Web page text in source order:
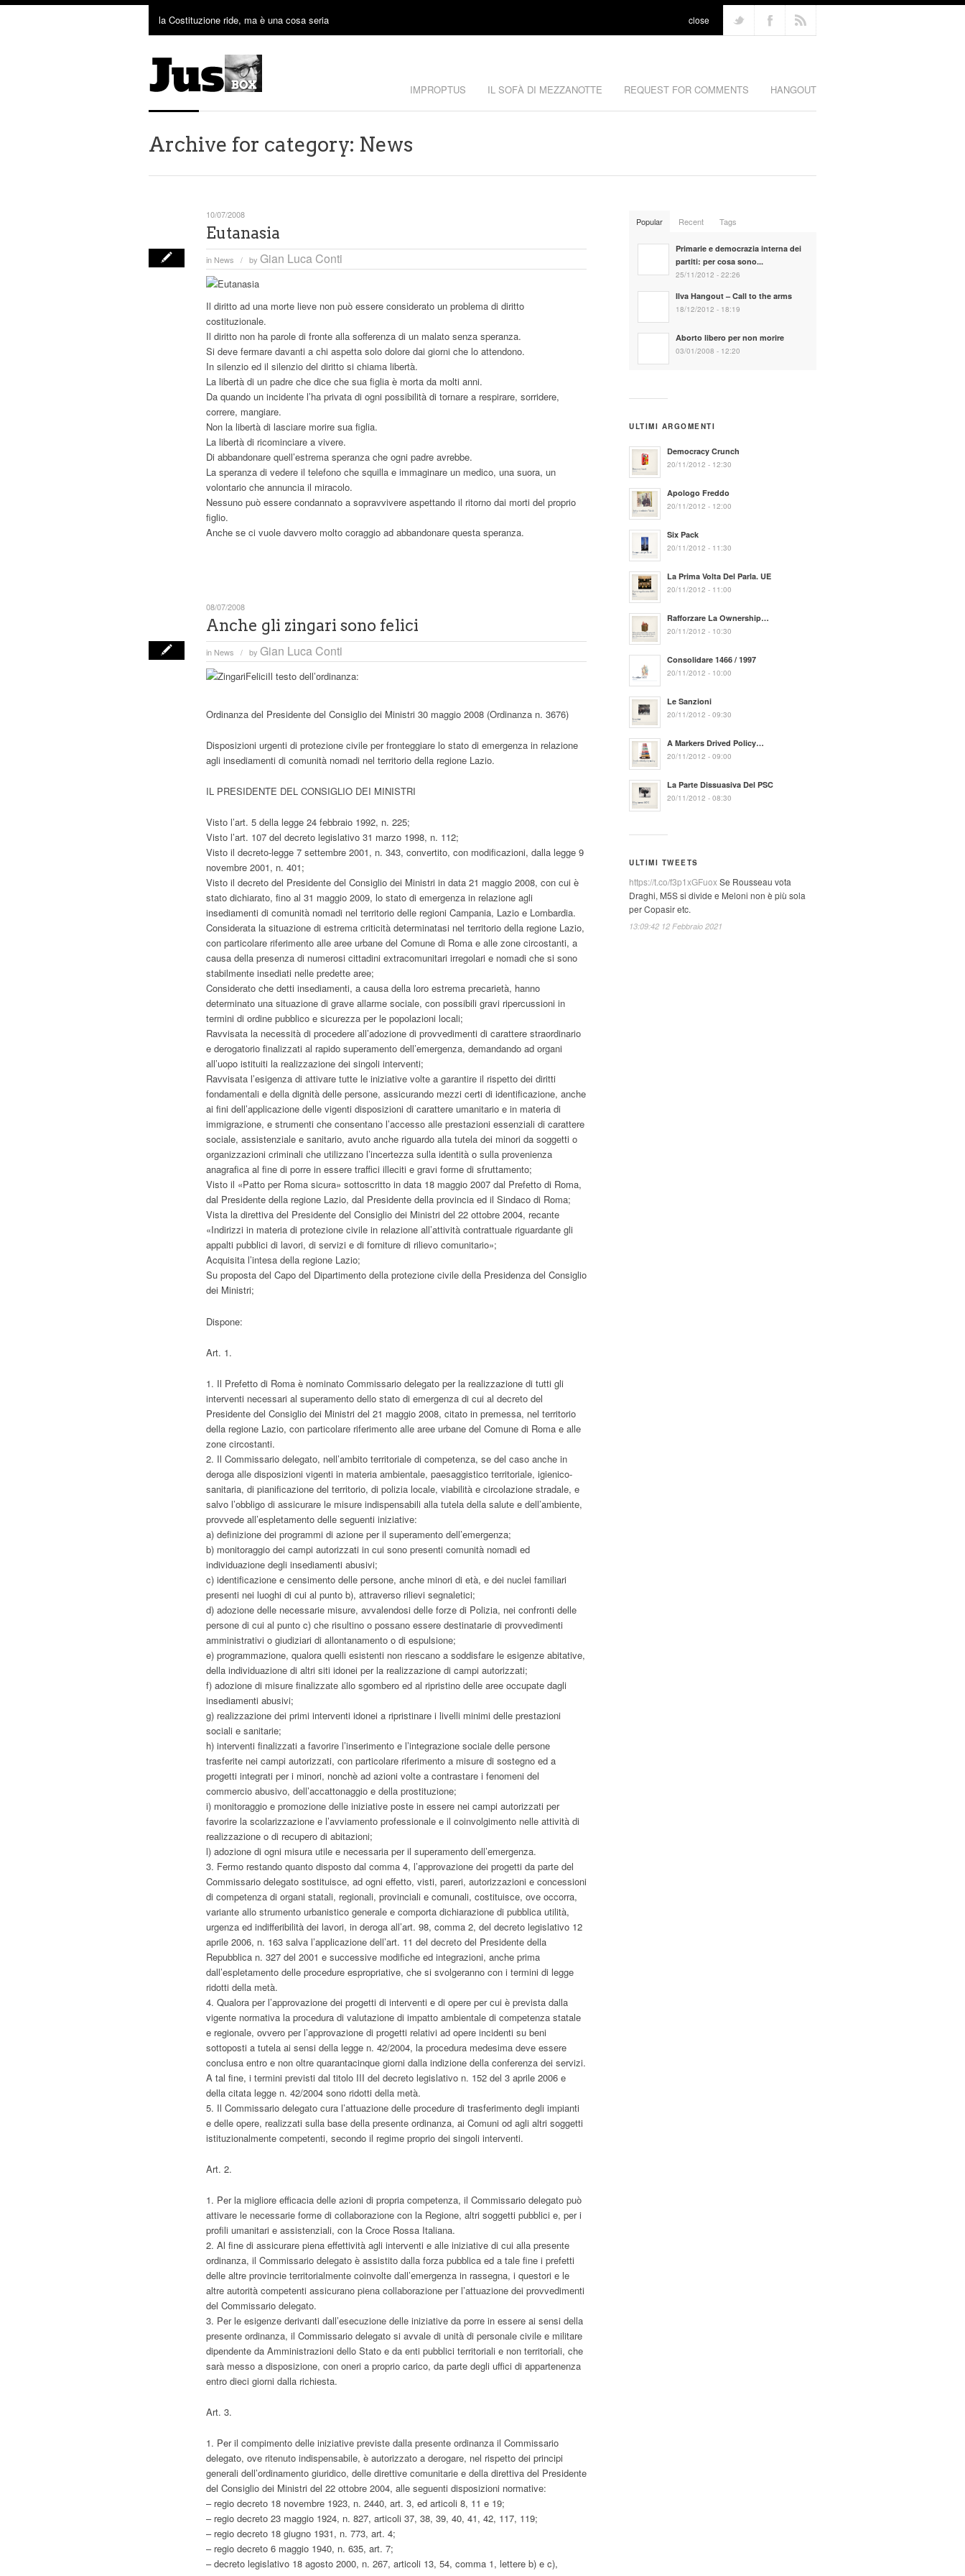
la Costituzione ride, ma è una cosa seria close
IMPROPTUS IL SOFÀ DI MEZZANOTTE REQUEST FOR COMMENTS HANGOUT
Archive for category: News
Eutanasia
in News / by Gian Luca Conti
10/07/2008
Il diritto ad una morte lieve non può essere considerato un problema di diritto
costituzionale.
Il diritto non ha parole di fronte alla sofferenza di un malato senza speranza.
Si deve fermare davanti a chi aspetta solo dolore dai giorni che lo attendono.
In silenzio ed il silenzio del diritto si chiama libertà.
La libertà di un padre che dice che sua figlia è morta da molti anni.
Da quando un incidente l’ha privata di ogni possibilità di tornare a respirare, sorridere,
correre, mangiare.
Non la libertà di lasciare morire sua figlia.
La libertà di ricominciare a vivere.
Di abbandonare quell’estrema speranza che ogni padre avrebbe.
La speranza di vedere il telefono che squilla e immaginare un medico, una suora, un
volontario che annuncia il miracolo.
Nessuno può essere condannato a sopravvivere aspettando il ritorno dai morti del proprio
figlio.
Anche se ci vuole davvero molto coraggio ad abbandonare questa speranza.
Anche gli zingari sono felici
in News / by Gian Luca Conti
08/07/2008
Il testo dell’ordinanza:
Ordinanza del Presidente del Consiglio dei Ministri 30 maggio 2008 (Ordinanza n. 3676)
Disposizioni urgenti di protezione civile per fronteggiare lo stato di emergenza in relazione
agli insediamenti di comunità nomadi nel territorio della regione Lazio.
IL PRESIDENTE DEL CONSIGLIO DEI MINISTRI
Visto l’art. 5 della legge 24 febbraio 1992, n. 225;
Visto l’art. 107 del decreto legislativo 31 marzo 1998, n. 112;
Visto il decreto-legge 7 settembre 2001, n. 343, convertito, con modificazioni, dalla legge 9
novembre 2001, n. 401;
Visto il decreto del Presidente del Consiglio dei Ministri in data 21 maggio 2008, con cui è
stato dichiarato, fino al 31 maggio 2009, lo stato di emergenza in relazione agli
insediamenti di comunità nomadi nel territorio delle regioni Campania, Lazio e Lombardia.
Considerata la situazione di estrema criticità determinatasi nel territorio della regione Lazio,
con particolare riferimento alle aree urbane del Comune di Roma e alle zone circostanti, a
causa della presenza di numerosi cittadini extracomunitari irregolari e nomadi che si sono
stabilmente insediati nelle predette aree;
Considerato che detti insediamenti, a causa della loro estrema precarietà, hanno
determinato una situazione di grave allarme sociale, con possibili gravi ripercussioni in
termini di ordine pubblico e sicurezza per le popolazioni locali;
Ravvisata la necessità di procedere all’adozione di provvedimenti di carattere straordinario
e derogatorio finalizzati al rapido superamento dell’emergenza, demandando ad organi
all’uopo istituiti la realizzazione dei singoli interventi;
Ravvisata l’esigenza di attivare tutte le iniziative volte a garantire il rispetto dei diritti
fondamentali e della dignità delle persone, assicurando mezzi certi di identificazione, anche
ai fini dell’applicazione delle vigenti disposizioni di carattere umanitario e in materia di
immigrazione, e strumenti che consentano l’accesso alle prestazioni essenziali di carattere
sociale, assistenziale e sanitario, avuto anche riguardo alla tutela dei minori da soggetti o
organizzazioni criminali che utilizzano l’incertezza sulla identità o sulla provenienza
anagrafica al fine di porre in essere traffici illeciti e gravi forme di sfruttamento;
Visto il «Patto per Roma sicura» sottoscritto in data 18 maggio 2007 dal Prefetto di Roma,
dal Presidente della regione Lazio, dal Presidente della provincia ed il Sindaco di Roma;
Vista la direttiva del Presidente del Consiglio dei Ministri del 22 ottobre 2004, recante
«Indirizzi in materia di protezione civile in relazione all’attività contrattuale riguardante gli
appalti pubblici di lavori, di servizi e di forniture di rilievo comunitario»;
Acquisita l’intesa della regione Lazio;
Su proposta del Capo del Dipartimento della protezione civile della Presidenza del Consiglio
dei Ministri;
Dispone:
Art. 1.
1. Il Prefetto di Roma è nominato Commissario delegato per la realizzazione di tutti gli
interventi necessari al superamento dello stato di emergenza di cui al decreto del
Presidente del Consiglio dei Ministri del 21 maggio 2008, citato in premessa, nel territorio
della regione Lazio, con particolare riferimento alle aree urbane del Comune di Roma e alle
zone circostanti.
2. Il Commissario delegato, nell’ambito territoriale di competenza, se del caso anche in
deroga alle disposizioni vigenti in materia ambientale, paesaggistico territoriale, igienico-
sanitaria, di pianificazione del territorio, di polizia locale, viabilità e circolazione stradale, e
salvo l’obbligo di assicurare le misure indispensabili alla tutela della salute e dell’ambiente,
provvede all’espletamento delle seguenti iniziative:
a) definizione dei programmi di azione per il superamento dell’emergenza;
b) monitoraggio dei campi autorizzati in cui sono presenti comunità nomadi ed
individuazione degli insediamenti abusivi;
c) identificazione e censimento delle persone, anche minori di età, e dei nuclei familiari
presenti nei luoghi di cui al punto b), attraverso rilievi segnaletici;
d) adozione delle necessarie misure, avvalendosi delle forze di Polizia, nei confronti delle
persone di cui al punto c) che risultino o possano essere destinatarie di provvedimenti
amministrativi o giudiziari di allontanamento o di espulsione;
e) programmazione, qualora quelli esistenti non riescano a soddisfare le esigenze abitative,
della individuazione di altri siti idonei per la realizzazione di campi autorizzati;
f) adozione di misure finalizzate allo sgombero ed al ripristino delle aree occupate dagli
insediamenti abusivi;
g) realizzazione dei primi interventi idonei a ripristinare i livelli minimi delle prestazioni
sociali e sanitarie;
h) interventi finalizzati a favorire l’inserimento e l’integrazione sociale delle persone
trasferite nei campi autorizzati, con particolare riferimento a misure di sostegno ed a
progetti integrati per i minori, nonchè ad azioni volte a contrastare i fenomeni del
commercio abusivo, dell’accattonaggio e della prostituzione;
i) monitoraggio e promozione delle iniziative poste in essere nei campi autorizzati per
favorire la scolarizzazione e l’avviamento professionale e il coinvolgimento nelle attività di
realizzazione o di recupero di abitazioni;
l) adozione di ogni misura utile e necessaria per il superamento dell’emergenza.
3. Fermo restando quanto disposto dal comma 4, l’approvazione dei progetti da parte del
Commissario delegato sostituisce, ad ogni effetto, visti, pareri, autorizzazioni e concessioni
di competenza di organi statali, regionali, provinciali e comunali, costituisce, ove occorra,
variante allo strumento urbanistico generale e comporta dichiarazione di pubblica utilità,
urgenza ed indifferibilità dei lavori, in deroga all’art. 98, comma 2, del decreto legislativo 12
aprile 2006, n. 163 salva l’applicazione dell’art. 11 del decreto del Presidente della
Repubblica n. 327 del 2001 e successive modifiche ed integrazioni, anche prima
dall’espletamento delle procedure espropriative, che si svolgeranno con i termini di legge
ridotti della metà.
4. Qualora per l’approvazione dei progetti di interventi e di opere per cui è prevista dalla
vigente normativa la procedura di valutazione di impatto ambientale di competenza statale
e regionale, ovvero per l’approvazione di progetti relativi ad opere incidenti su beni
sottoposti a tutela ai sensi della legge n. 42/2004, la procedura medesima deve essere
conclusa entro e non oltre quarantacinque giorni dalla indizione della conferenza dei servizi.
A tal fine, i termini previsti dal titolo III del decreto legislativo n. 152 del 3 aprile 2006 e
della citata legge n. 42/2004 sono ridotti della metà.
5. Il Commissario delegato cura l’attuazione delle procedure di trasferimento degli impianti
e delle opere, realizzati sulla base della presente ordinanza, ai Comuni od agli altri soggetti
istituzionalmente competenti, secondo il regime proprio dei singoli interventi.
Art. 2.
1. Per la migliore efficacia delle azioni di propria competenza, il Commissario delegato può
attivare le necessarie forme di collaborazione con la Regione, altri soggetti pubblici e, per i
profili umanitari e assistenziali, con la Croce Rossa Italiana.
2. Al fine di assicurare piena effettività agli interventi e alle iniziative di cui alla presente
ordinanza, il Commissario delegato è assistito dalla forza pubblica ed a tale fine i prefetti
delle altre provincie territorialmente coinvolte dall’emergenza in rassegna, i questori e le
altre autorità competenti assicurano piena collaborazione per l’attuazione dei provvedimenti
del Commissario delegato.
3. Per le esigenze derivanti dall’esecuzione delle iniziative da porre in essere ai sensi della
presente ordinanza, il Commissario delegato si avvale di unità di personale civile e militare
dipendente da Amministrazioni dello Stato e da enti pubblici territoriali e non territoriali, che
sarà messo a disposizione, con oneri a proprio carico, da parte degli uffici di appartenenza
entro dieci giorni dalla richiesta.
Art. 3.
1. Per il compimento delle iniziative previste dalla presente ordinanza il Commissario
delegato, ove ritenuto indispensabile, è autorizzato a derogare, nel rispetto dei principi
generali dell’ordinamento giuridico, delle direttive comunitarie e della direttiva del Presidente
del Consiglio dei Ministri del 22 ottobre 2004, alle seguenti disposizioni normative:
– regio decreto 18 novembre 1923, n. 2440, art. 3, ed articoli 8, 11 e 19;
– regio decreto 23 maggio 1924, n. 827, articoli 37, 38, 39, 40, 41, 42, 117, 119;
– regio decreto 18 giugno 1931, n. 773, art. 4;
– regio decreto 6 maggio 1940, n. 635, art. 7;
– decreto legislativo 18 agosto 2000, n. 267, articoli 13, 54, comma 1, lettere b) e c),
Popular Recent Tags
Primarie e democrazia interna dei
partiti: per cosa sono...
25/11/2012 - 22:26
Ilva Hangout – Call to the arms
18/12/2012 - 18:19
Aborto libero per non morire
03/01/2008 - 12:20
ULTIMI ARGOMENTI
Democracy Crunch
20/11/2012 - 12:30
Apologo Freddo
20/11/2012 - 12:00
Six Pack
20/11/2012 - 11:30
La Prima Volta Del Parla. UE
20/11/2012 - 11:00
Rafforzare La Ownership…
20/11/2012 - 10:30
Consolidare 1466 / 1997
20/11/2012 - 10:00
Le Sanzioni
20/11/2012 - 09:30
A Markers Drived Policy…
20/11/2012 - 09:00
La Parte Dissuasiva Del PSC
20/11/2012 - 08:30
ULTIMI TWEETS
https://t.co/f3p1xGFuoxSe Rousseau vota
Draghi, M5S si divide e Meloni non è più sola
per Copasir etc.
13:09:42 12 Febbraio 2021